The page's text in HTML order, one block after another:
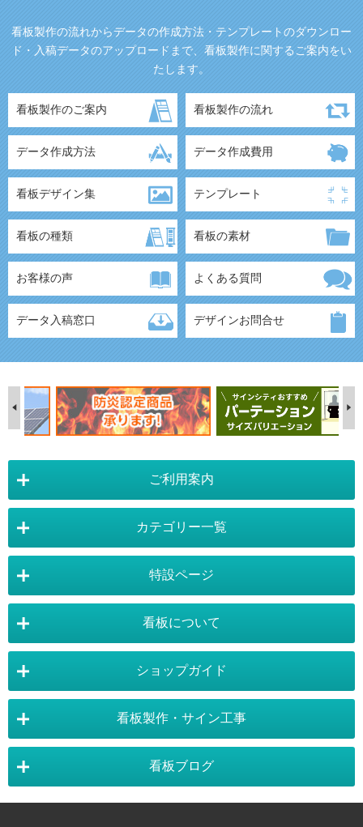
看板製作の流れからデータの作成方法・テンプレートのダウンロー
ド・入稿データのアップロードまで、看板製作に関するご案内をい
たします。
看板製作のご案内 看板製作の流れ
データ作成方法 データ作成費用
看板デザイン集 テンプレート
看板の種類 看板の素材
お客様の声 よくある質問
データ入稿窓口 デザインお問合せ
ご利用案内
店舗詳細情報
運営会社 :株式会社トレード
〒454-0011 愛知県 名古屋市中川区山王4-5-10
TEL:052-265-7603 FAX:052-350-2662
お気軽にお問い合わせ下さい。
お問合せ
カテゴリー一覧
スタンド看板：オプション バナースタンド
自立看板 フロアサイン／路面表示
壁面看板 LEDライトパネル
ポスターフレーム イーゼル
特設ページ
バナースタンド特設ページ 大型看板・突出看板特設ページ
イーゼルスタンド特設ページ ホワイトボード特設ページ
販促・店舗用品特設ページ バックパネル特設ページ
看板について
看板設置のきまり 看板の用語集
施工事例 スタッフ紹介
ショップガイド
お支払い方法 送料・納期・配送
商品の返品・交換 注文の変更・取り消し
看板製作・サイン工事
看板ブログ